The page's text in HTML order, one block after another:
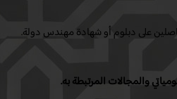
على دبلوم أو شهادة مهندس دولة.
والمجالات المرتبطة به.